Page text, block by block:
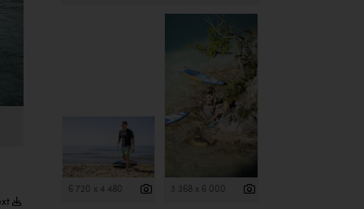
6 720 x 4 480 3 368 x 6 000